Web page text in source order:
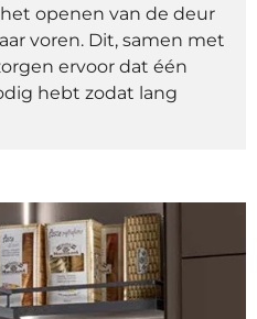
openen van de deur
voren. Dit, samen met
ervoor dat één
hebt zodat lang